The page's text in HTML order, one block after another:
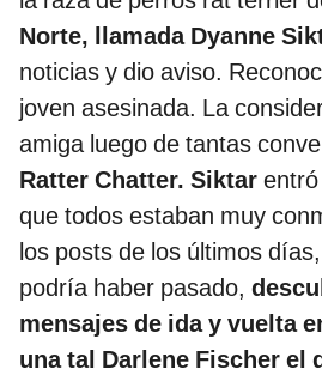
Norte, llamada Dyanne
noticias y dio aviso.
joven asesinada. La
amiga luego de tantas
Ratter Chatter. Siktar
que todos estaban muy
los posts de los últimos
podría haber pasado,
mensajes de ida y vuelta
una tal Darlene Fischer el